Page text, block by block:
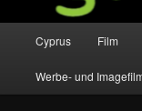
Cyprus Film
Werbe- und